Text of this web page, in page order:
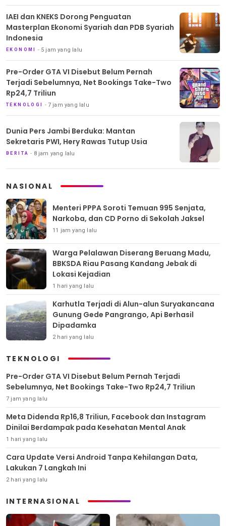
IAEI dan KNEKS Dorong Penguatan
Masterplan Ekonomi Syariah dan PDB Syariah
Indonesia
EKONOMI 5 jam yang lalu
Pre-Order GTA VI Disebut Belum Pernah
Terjadi Sebelumnya, Net Bookings Take-Two
Rp24,7 Triliun
TEKNOLOGI 7 jam yang lalu
Dunia Pers Jambi Berduka: Mantan
Sekretaris PWI, Hery Rawas Tutup Usia
BERITA 8 jam yang lalu
NASIONAL
Menteri PPPA Soroti Temuan 995 Senjata,
Narkoba, dan CD Porno di Sekolah Jaksel
11 jam yang lalu
Warga Pelalawan Diserang Beruang Madu,
BBKSDA Riau Pasang Kandang Jebak di
Lokasi Kejadian
1 hari yang lalu
Karhutla Terjadi di Alun-alun Suryakancana
Gunung Gede Pangrango, Api Berhasil
Dipadamka
2 hari yang lalu
TEKNOLOGI
Pre-Order GTA VI Disebut Belum Pernah Terjadi
Sebelumnya, Net Bookings Take-Two Rp24,7 Triliun
7 jam yang lalu
Meta Didenda Rp16,8 Triliun, Facebook dan Instagram
Dinilai Berdampak pada Kesehatan Mental Anak
1 hari yang lalu
Cara Update Versi Android Tanpa Kehilangan Data,
Lakukan 7 Langkah Ini
2 hari yang lalu
INTERNASIONAL